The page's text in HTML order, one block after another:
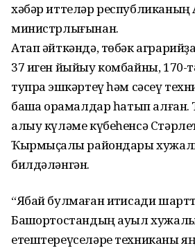
хәбәр иттеләр
министрлығынан.
Атап әйткәндә, төбәк
37 иген йыйыу комбайны, 170-
тупраҡ эшкәртеү һәм сәсеү
башҡа ҡорамалдар һатып
алыу күләме күбеһенсә
Ҡырмыҫҡалы райондары
билдәләнгән.
“Ябай булмаған иҡтисади
Башҡортостандың ауыл
етештереүселәре техниканы